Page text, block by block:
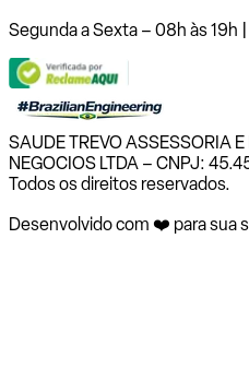
Segunda a Sexta – 08h às 19h
SAUDE TREVO ASSESSORIA
NEGOCIOS LTDA – CNPJ:
Todos os direitos reservados.
Desenvolvido com ❤️ para sua